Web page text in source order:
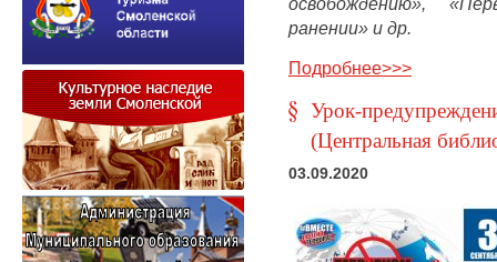
ранении» и др.
Подробнее>>>
Урок-
(Центральная
03.09.2020